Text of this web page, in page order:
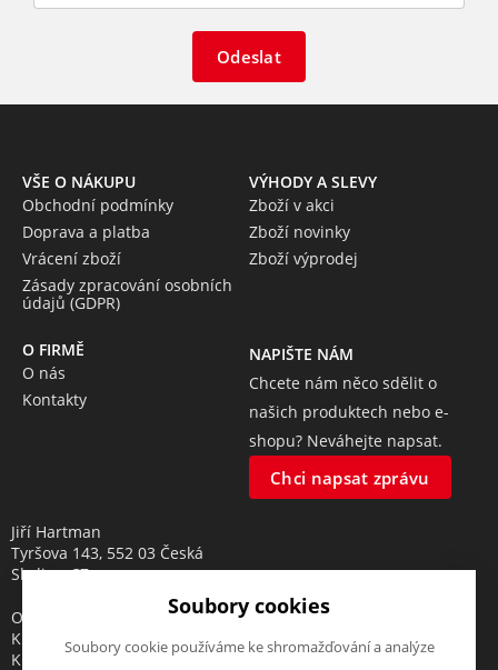
Odeslat
VŠE O NÁKUPU
Obchodní podmínky
Doprava a platba
Vrácení zboží
Zásady zpracování osobních
údajů (GDPR)
VÝHODY A SLEVY
Zboží v akci
Zboží novinky
Zboží výprodej
O FIRMĚ
O nás
Kontakty
NAPIŠTE NÁM
Chcete nám něco sdělit o
našich produktech nebo e-
shopu? Neváhejte napsat.
Chci napsat zprávu
Jiří Hartman
Tyršova 143, 552 03 Česká
Skalice, CZ
Obchodní rejstřík vedený u
Krajského soudu v Hradci
Králové, oddíl A, vložka 18553
Soubory cookies
Soubory cookie používáme ke shromažďování a analýze